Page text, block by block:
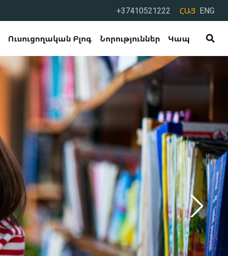
+37410521222 ՀԱՅ ENG
Ուսուցողական Բլոգ Նորություններ Կապ